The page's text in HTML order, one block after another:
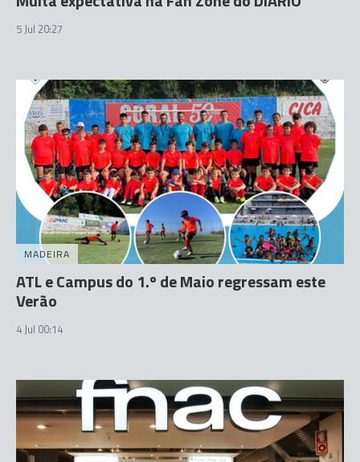
5 Jul 20:27
MADEIRA
ATL e Campus do 1.º de Maio regressam este
Verão
4 Jul 00:14